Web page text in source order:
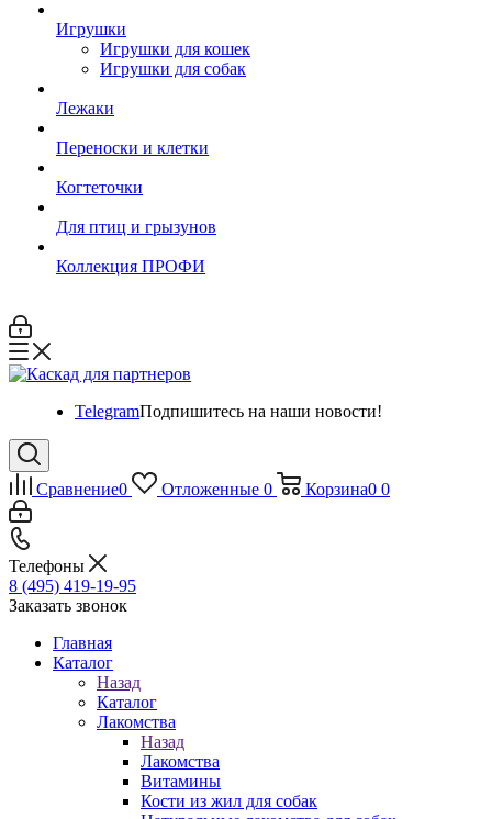
Игрушки
Игрушки для кошек
Игрушки для собак
Лежаки
Переноски и клетки
Когтеточки
Для птиц и грызунов
Коллекция ПРОФИ
TelegramПодпишитесь на наши новости!
Сравнение0 Отложенные 0 Корзина0 0
Телефоны
8 (495) 419-19-95
Заказать звонок
Главная
Каталог
Назад
Каталог
Лакомства
Назад
Лакомства
Витамины
Кости из жил для собак